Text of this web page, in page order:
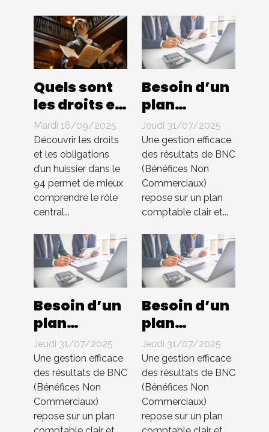
Quels sont
les droits et
les
obligations
d'un
huissier
dans le 94 ?
Mardi 16/09/2025
Découvrir les droits
et les obligations
d’un huissier dans le
94 permet de mieux
comprendre le rôle
central...
Besoin d’un
plan
comptable
pour BNC ?
Compta 4
You
s’occupe de
tout !
Jeudi 31/07/2025
Une gestion efficace
des résultats de BNC
(Bénéfices Non
Commerciaux)
repose sur un plan
comptable clair et...
Besoin d’un
plan
comptable
pour BNC ?
Compta 4
You
s’occupe de
tout !
Jeudi 31/07/2025
Une gestion efficace
des résultats de BNC
(Bénéfices Non
Commerciaux)
repose sur un plan
Besoin d’un
plan
comptable
pour BNC ?
Compta 4
You
s’occupe de
tout !
Jeudi 31/07/2025
Une gestion efficace
des résultats de BNC
(Bénéfices Non
Commerciaux)
repose sur un plan